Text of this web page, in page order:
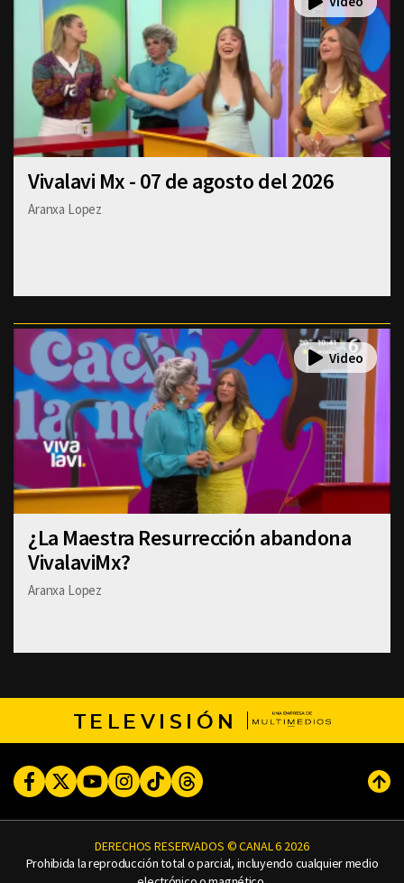
Vivalavi Mx - 07 de agosto del 2026
Aranxa Lopez
¿La Maestra Resurrección abandona
VivalaviMx?
Aranxa Lopez
TELEVISIÓN
FacebookTwitterYoutubeInstagram
TikTokThreads
DERECHOS RESERVADOS © CANAL 6 2026
Prohibida la reproducción total o parcial, incluyendo cualquier medio